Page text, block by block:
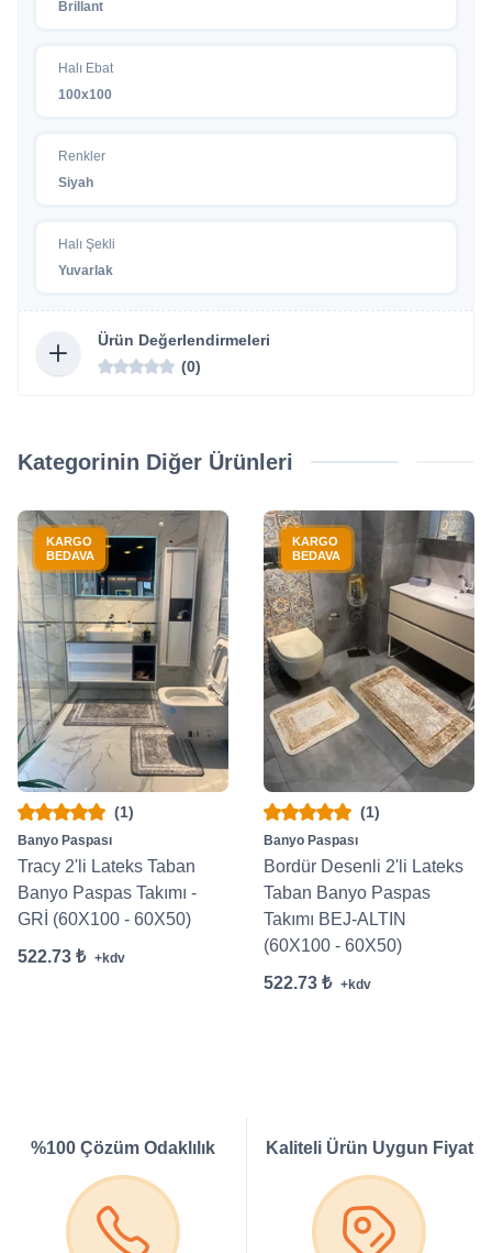
Brillant
Halı Ebat
100x100
Renkler
Siyah
Halı Şekli
Yuvarlak
Ürün Değerlendirmeleri
(0)
Kategorinin Diğer Ürünleri
KARGO
BEDAVA
(1)
Banyo Paspası
Tracy 2'li Lateks Taban
Banyo Paspas Takımı -
GRİ (60X100 - 60X50)
522.73 ₺ +kdv
KARGO
BEDAVA
(1)
Banyo Paspası
Bordür Desenli 2'li Lateks
Taban Banyo Paspas
Takımı BEJ-ALTIN
(60X100 - 60X50)
522.73 ₺ +kdv
%100 Çözüm Odaklılık Kaliteli Ürün Uygun Fiyat